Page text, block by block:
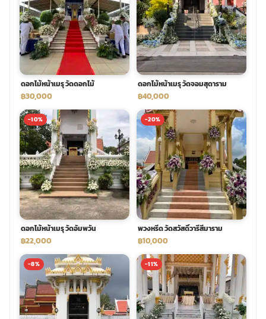
ดอกไม้งานศพ ราคาถูก
จัดดอกไม้งานศพ ราคา
ดอกไม้งานศพ ออนไลน์
พวงดอกไม้งานศพ
tpdecorate ปูพื้น
ร้านพวงหรีด กรุงเทพ ส่งฟรี
พวงหรีด ปากคลองตลาด ราคา
น้าเมรุ กรุงเทพ
ดอกไม้หน้าเมรุ วัดดอกไม้
฿30,000
ดอกไม้หน้าเมรุ วัดจอมสุดาราม
฿40,000
-10%
ดอกไม้หน้าเมรุ วัดอัมพวัน
฿22,000
-20%
พวงหรีด วัดสวัสดิ์วารีสีมาราม
฿10,000
-8% -11%